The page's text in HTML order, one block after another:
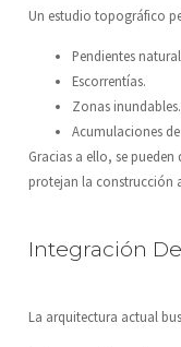
Un estudio topográfico
Pendientes
Escorrentías.
Zonas inundables.
Acumulaciones
Gracias a ello, se
protejan la construcción
Integración
La arquitectura actual